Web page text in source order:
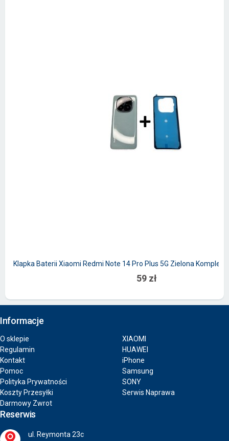
Klapka Baterii Xiaomi Redmi Note 14 Pro Plus 5G Zielona
59 zł
Informacje
O sklepie
Regulamin
Kontakt
Pomoc
Polityka Prywatności
Koszty Przesyłki
Darmowy Zwrot
XIAOMI
HUAWEI
iPhone
Samsung
SONY
Serwis Naprawa
Reserwis
ul. Reymonta 23c